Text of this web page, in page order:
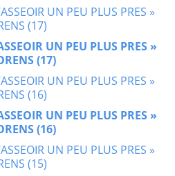
UN PEU PLUS PRES »
(17)
UN PEU PLUS PRES »
(16)